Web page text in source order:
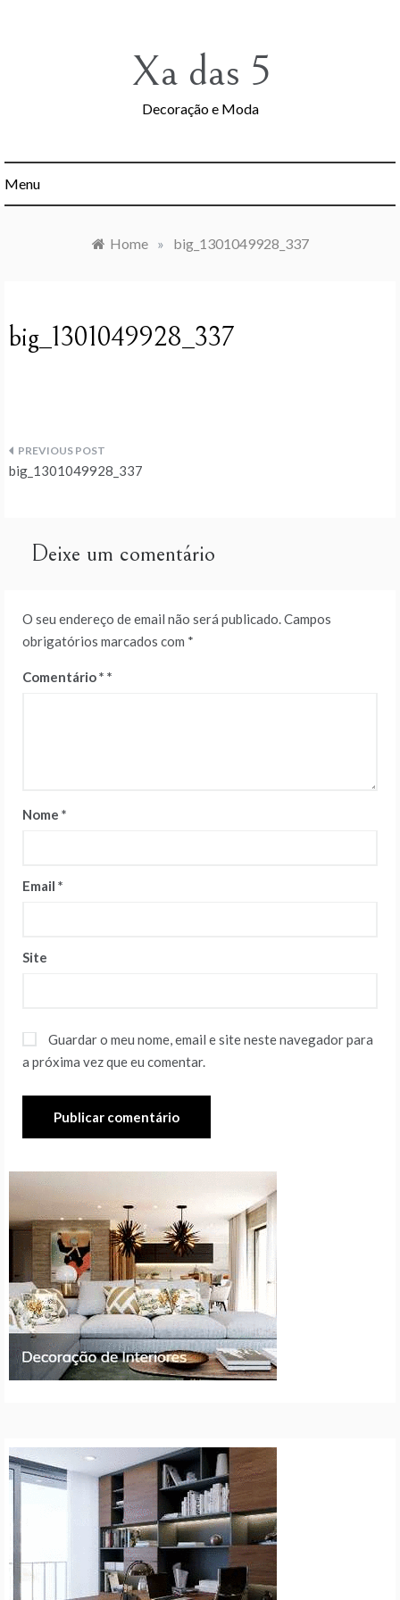
Xa das 5
Decoração e Moda
Menu
Home » big_1301049928_337
big_1301049928_337
Navegação
artigos
big_1301049928_337
Deixe um comentário
O seu endereço de email não será publicado.Campos
obrigatórios marcados com *
Comentário*
Nome *
Email *
Site
Guardar o meu nome, email e site neste navegador para
a próxima vez que eu comentar.